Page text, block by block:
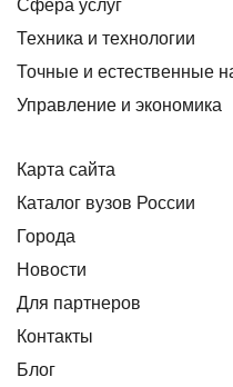
Сфера услуг
Техника и технологии
Точные и естественные
Управление и экономика
Карта сайта
Каталог вузов России
Города
Новости
Для партнеров
Контакты
Блог